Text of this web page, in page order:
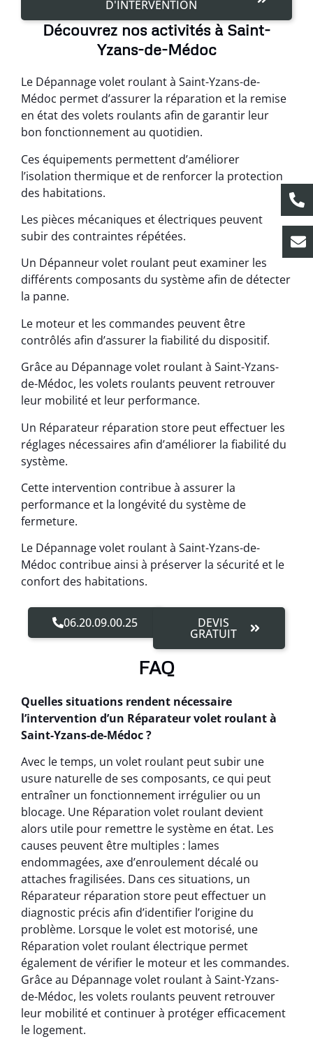
D'INTERVENTION
Découvrez nos activités à Saint-
Yzans-de-Médoc
Le Dépannage volet roulant à Saint-Yzans-de-
Médoc permet d’assurer la réparation et la remise
en état des volets roulants afin de garantir leur
bon fonctionnement au quotidien.
Ces équipements permettent d’améliorer
l’isolation thermique et de renforcer la protection
des habitations.
Les pièces mécaniques et électriques peuvent
subir des contraintes répétées.
Un Dépanneur volet roulant peut examiner les
différents composants du système afin de détecter
la panne.
Le moteur et les commandes peuvent être
contrôlés afin d’assurer la fiabilité du dispositif.
Grâce au Dépannage volet roulant à Saint-Yzans-
de-Médoc, les volets roulants peuvent retrouver
leur mobilité et leur performance.
Un Réparateur réparation store peut effectuer les
réglages nécessaires afin d’améliorer la fiabilité du
système.
Cette intervention contribue à assurer la
performance et la longévité du système de
fermeture.
Le Dépannage volet roulant à Saint-Yzans-de-
Médoc contribue ainsi à préserver la sécurité et le
confort des habitations.
06.20.09.00.25 DEVIS
GRATUIT
FAQ
Quelles situations rendent nécessaire
l’intervention d’un Réparateur volet roulant à
Saint-Yzans-de-Médoc ?
Avec le temps, un volet roulant peut subir une
usure naturelle de ses composants, ce qui peut
entraîner un fonctionnement irrégulier ou un
blocage. Une Réparation volet roulant devient
alors utile pour remettre le système en état. Les
causes peuvent être multiples : lames
endommagées, axe d’enroulement décalé ou
attaches fragilisées. Dans ces situations, un
Réparateur réparation store peut effectuer un
diagnostic précis afin d’identifier l’origine du
problème. Lorsque le volet est motorisé, une
Réparation volet roulant électrique permet
également de vérifier le moteur et les commandes.
Grâce au Dépannage volet roulant à Saint-Yzans-
de-Médoc, les volets roulants peuvent retrouver
leur mobilité et continuer à protéger efficacement
le logement.